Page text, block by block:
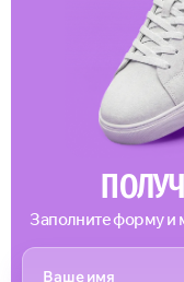
Заполните форму и